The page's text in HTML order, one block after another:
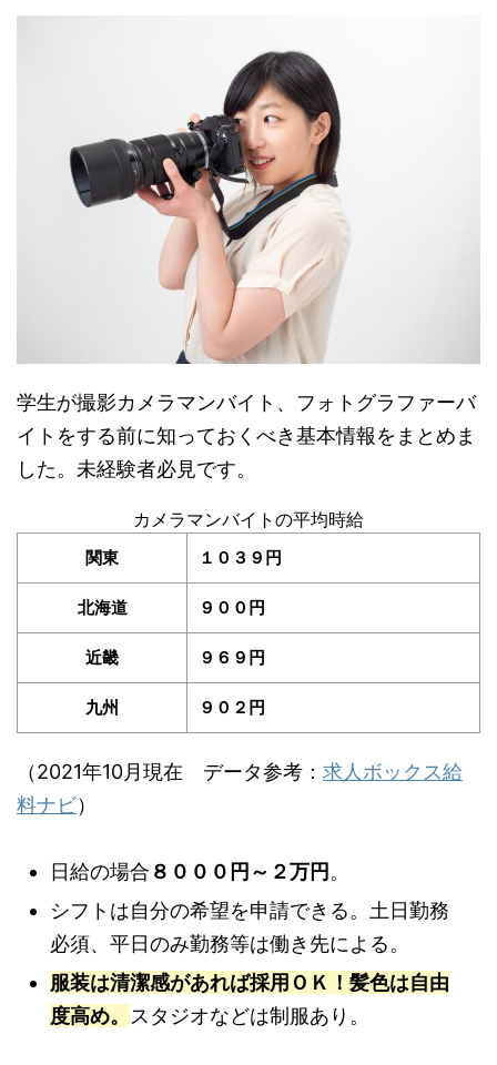
学生が撮影カメラマンバイト、フォトグラファーバ
イトをする前に知っておくべき基本情報をまとめま
した。未経験者必見です。
カメラマンバイトの平均時給
関東 １０３９円
北海道 ９００円
近畿 ９６９円
九州 ９０２円
（2021年10月現在 データ参考： 求人ボックス給
料ナビ）
日給の場合 ８０００円～２万円。
シフトは自分の希望を申請できる。土日勤務
必須、平日のみ勤務等は働き先による。
服装は清潔感があれば採用ＯＫ！髪色は自由
度高め。
スタジオなどは制服あり。